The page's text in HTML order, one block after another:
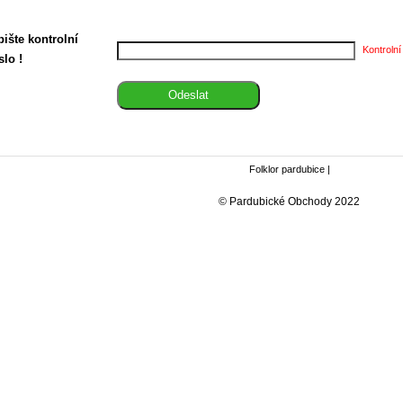
kontrolní
!
Folklor pardubice|
© Pardubické Obchody 2022